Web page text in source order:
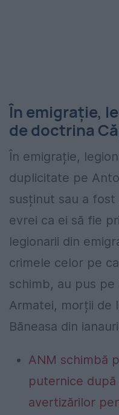
În emigrație,
de doctrina
În emigrație,
duplicitate pe
susținut sau a fost
evrei ca ei să fie
legionarii din
crimele celor pe
schimb, au pus pe
Armatei, morții de
Băneasa din
ANM schimbă
puternice
avertizărilor